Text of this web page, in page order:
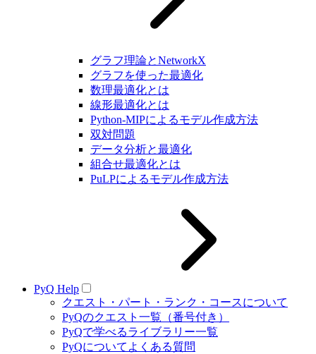
グラフ理論とNetworkX
グラフを使った最適化
数理最適化とは
線形最適化とは
Python-MIPによるモデル作成方法
双対問題
データ分析と最適化
組合せ最適化とは
PuLPによるモデル作成方法
PyQ Help
クエスト・パート・ランク・コースについて
PyQのクエスト一覧（番号付き）
PyQで学べるライブラリー一覧
PyQについてよくある質問